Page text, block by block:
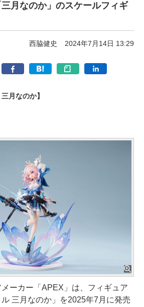
月なのか」のスケールフィギ
西脇健史 2024年7月14日 13:29
月なのか】
ーカー「APEX」は、フィギュア
ル 三月なのか」を2025年7月に発売